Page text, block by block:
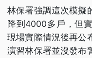
林保署強調這次模擬
降到4000多戶，但
現場實際情況後再公
演習林保署並沒發布